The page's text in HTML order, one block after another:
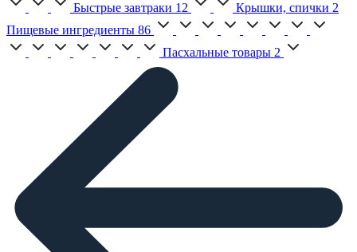
Быстрые завтраки 12 Крышки, спички 2
Пищевые ингредиенты 86
Пасхальные товары 2